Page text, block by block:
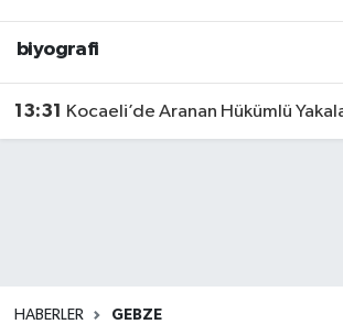
biyografi
13:31 Kocaeli’de Aranan Hükümlü Yakalandı: 29 Yıl 1 Ay
HABERLER GEBZE
Bilim, Teknoloji
DARICA
DİLOVASI
KÖRFEZ
Trafik Durumu
Süper Lig Puan Durumu ve
Tüm Manşetler